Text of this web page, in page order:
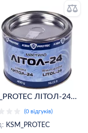
пластичне
ЛІТОЛ-24
(KSM-L2404)
(0 відгуків)
KSM_PROTEC